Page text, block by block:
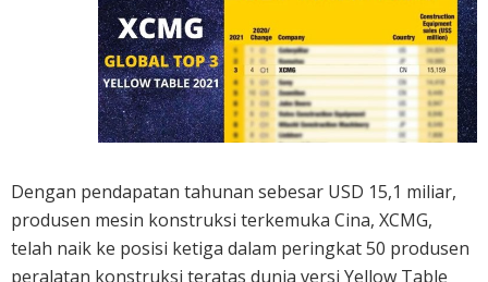
Dengan pendapatan tahunan sebesar USD 15,1 miliar,
produsen mesin konstruksi terkemuka Cina, XCMG,
telah naik ke posisi ketiga dalam peringkat 50 produsen
peralatan konstruksi teratas dunia versi Yellow Table